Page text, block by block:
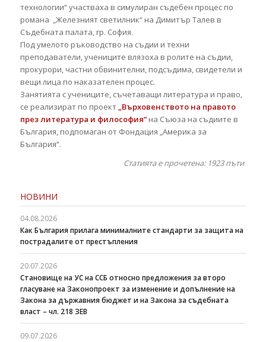
технологии“ участваха в симулиран съдебен процес по
романа „Железният светилник“ на Димитър Талев в
Съдебната палата, гр. София.
Под умелото ръководство на съдии и техни
преподаватели, учениците влязоха в ролите на съдии,
прокурори, частни обвинителни, подсъдима, свидетели и
вещи лица по наказателен процес.
Занятията с учениците, съчетаващи литература и право,
се реализират по проект „Върховенството на правото
през литература и философия“на Съюза на съдиите в
България, подпомаган от Фондация „Америка за
България“.
Статията е прочетена: 1923пъти
НОВИНИ
04.08.2026
Как България прилага минималните стандарти за защита на
пострадалите от престъпления
20.07.2026
Становище на УС на ССБ относно предложения за второ
гласуване на Законопроект за изменение и допълнение на
Закона за държавния бюджет и на Закона за съдебната
власт – чл. 218 ЗЕВ
09.07.2026